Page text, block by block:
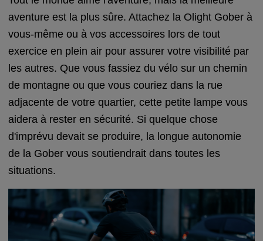
aventure est la plus sûre. Attachez la Olight Gober à
vous-même ou à vos accessoires lors de tout
exercice en plein air pour assurer votre visibilité par
les autres. Que vous fassiez du vélo sur un chemin
de montagne ou que vous couriez dans la rue
adjacente de votre quartier, cette petite lampe vous
aidera à rester en sécurité. Si quelque chose
d'imprévu devait se produire, la longue autonomie
de la Gober vous soutiendrait dans toutes les
situations.